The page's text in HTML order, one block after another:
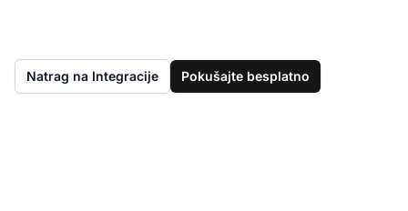
Natrag na Integracije Pokušajte besplatno